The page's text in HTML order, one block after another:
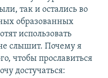
так и остались во
образованных
использовать
слышит. Почему я
чтобы прославиться
достучаться: